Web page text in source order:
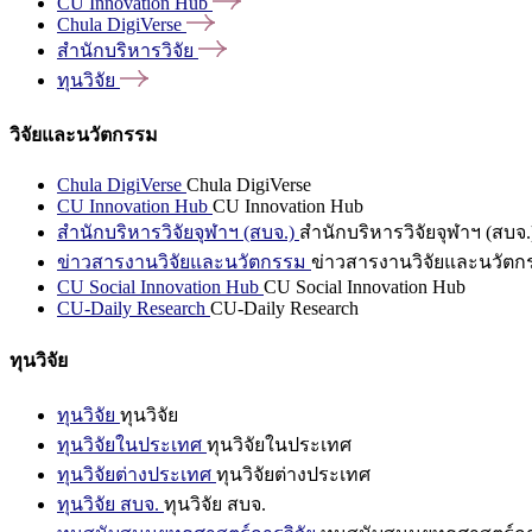
Chula DigiVerse
สำนักบริหารวิจัย
ทุนวิจัย
วิจัยและนวัตกรรม
Chula DigiVerse Chula DigiVerse
CU Innovation Hub CU Innovation Hub
สำนักบริหารวิจัยจุฬาฯ (สบจ.) สำนักบริหารวิจัยจุฬาฯ (สบจ
ข่าวสารงานวิจัยและนวัตกรรม ข่าวสารงานวิจัยและนวัตก
CU Social Innovation Hub CU Social Innovation Hub
CU-Daily Research CU-Daily Research
ทุนวิจัย
ทุนวิจัย ทุนวิจัย
ทุนวิจัยในประเทศ ทุนวิจัยในประเทศ
ทุนวิจัยต่างประเทศ ทุนวิจัยต่างประเทศ
ทุนวิจัย สบจ. ทุนวิจัย สบจ.